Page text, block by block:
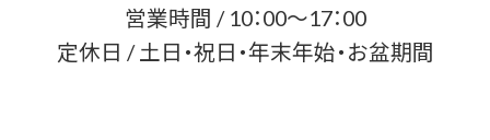
営業時間 / 10：00～17：00
定休日 / 土日・祝日・年末年始・お盆期間